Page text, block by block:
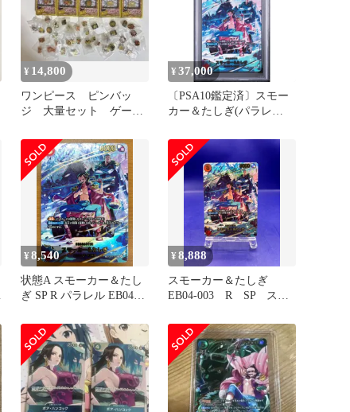
¥ 14,800
ワンピース ピンバッ
ジ 大量セット ゲーム
2002
¥ 37,000
〔PSA10鑑定済〕スモー
カー＆たしぎ(パラレ
{EB04-003}
¥8,540
状態A スモーカー＆たし
ぎ SP R パラレル EB04-
ONEPIECE
¥8,888
スモーカー＆たしぎ
EB04-003 R SP スペ